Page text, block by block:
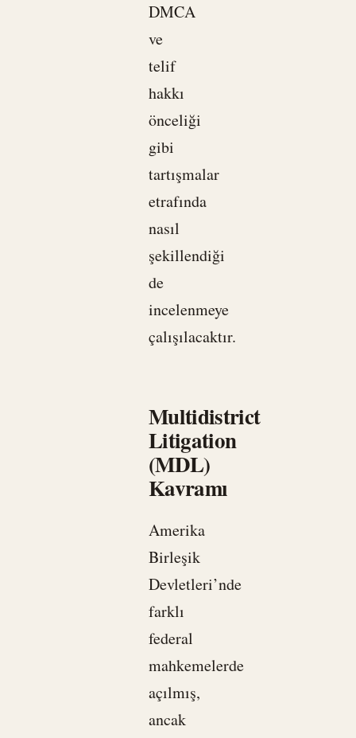
DMCA
ve
telif
hakkı
önceliği
gibi
tartışmalar
etrafında
nasıl
şekillendiği
de
incelenmeye
çalışılacaktır.
Multidistrict
Litigation
(MDL)
Kavramı
Amerika
Birleşik
Devletleri’nde
farklı
federal
mahkemelerde
açılmış,
ancak